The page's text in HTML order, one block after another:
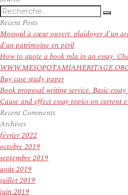
Recherche
pour
:
Recent Posts
Mossoul à cœur ouvert, plaidoyer d’un
d’un patrimoine en péril
How to quote a book mla in an essay.
Buy case study paper
Book proposal writing service. Basic
Cause and effect essay topics on current
Recent Comments
Archives
février 2022
octobre 2019
septembre 2019
août 2019
juillet 2019
juin 2019